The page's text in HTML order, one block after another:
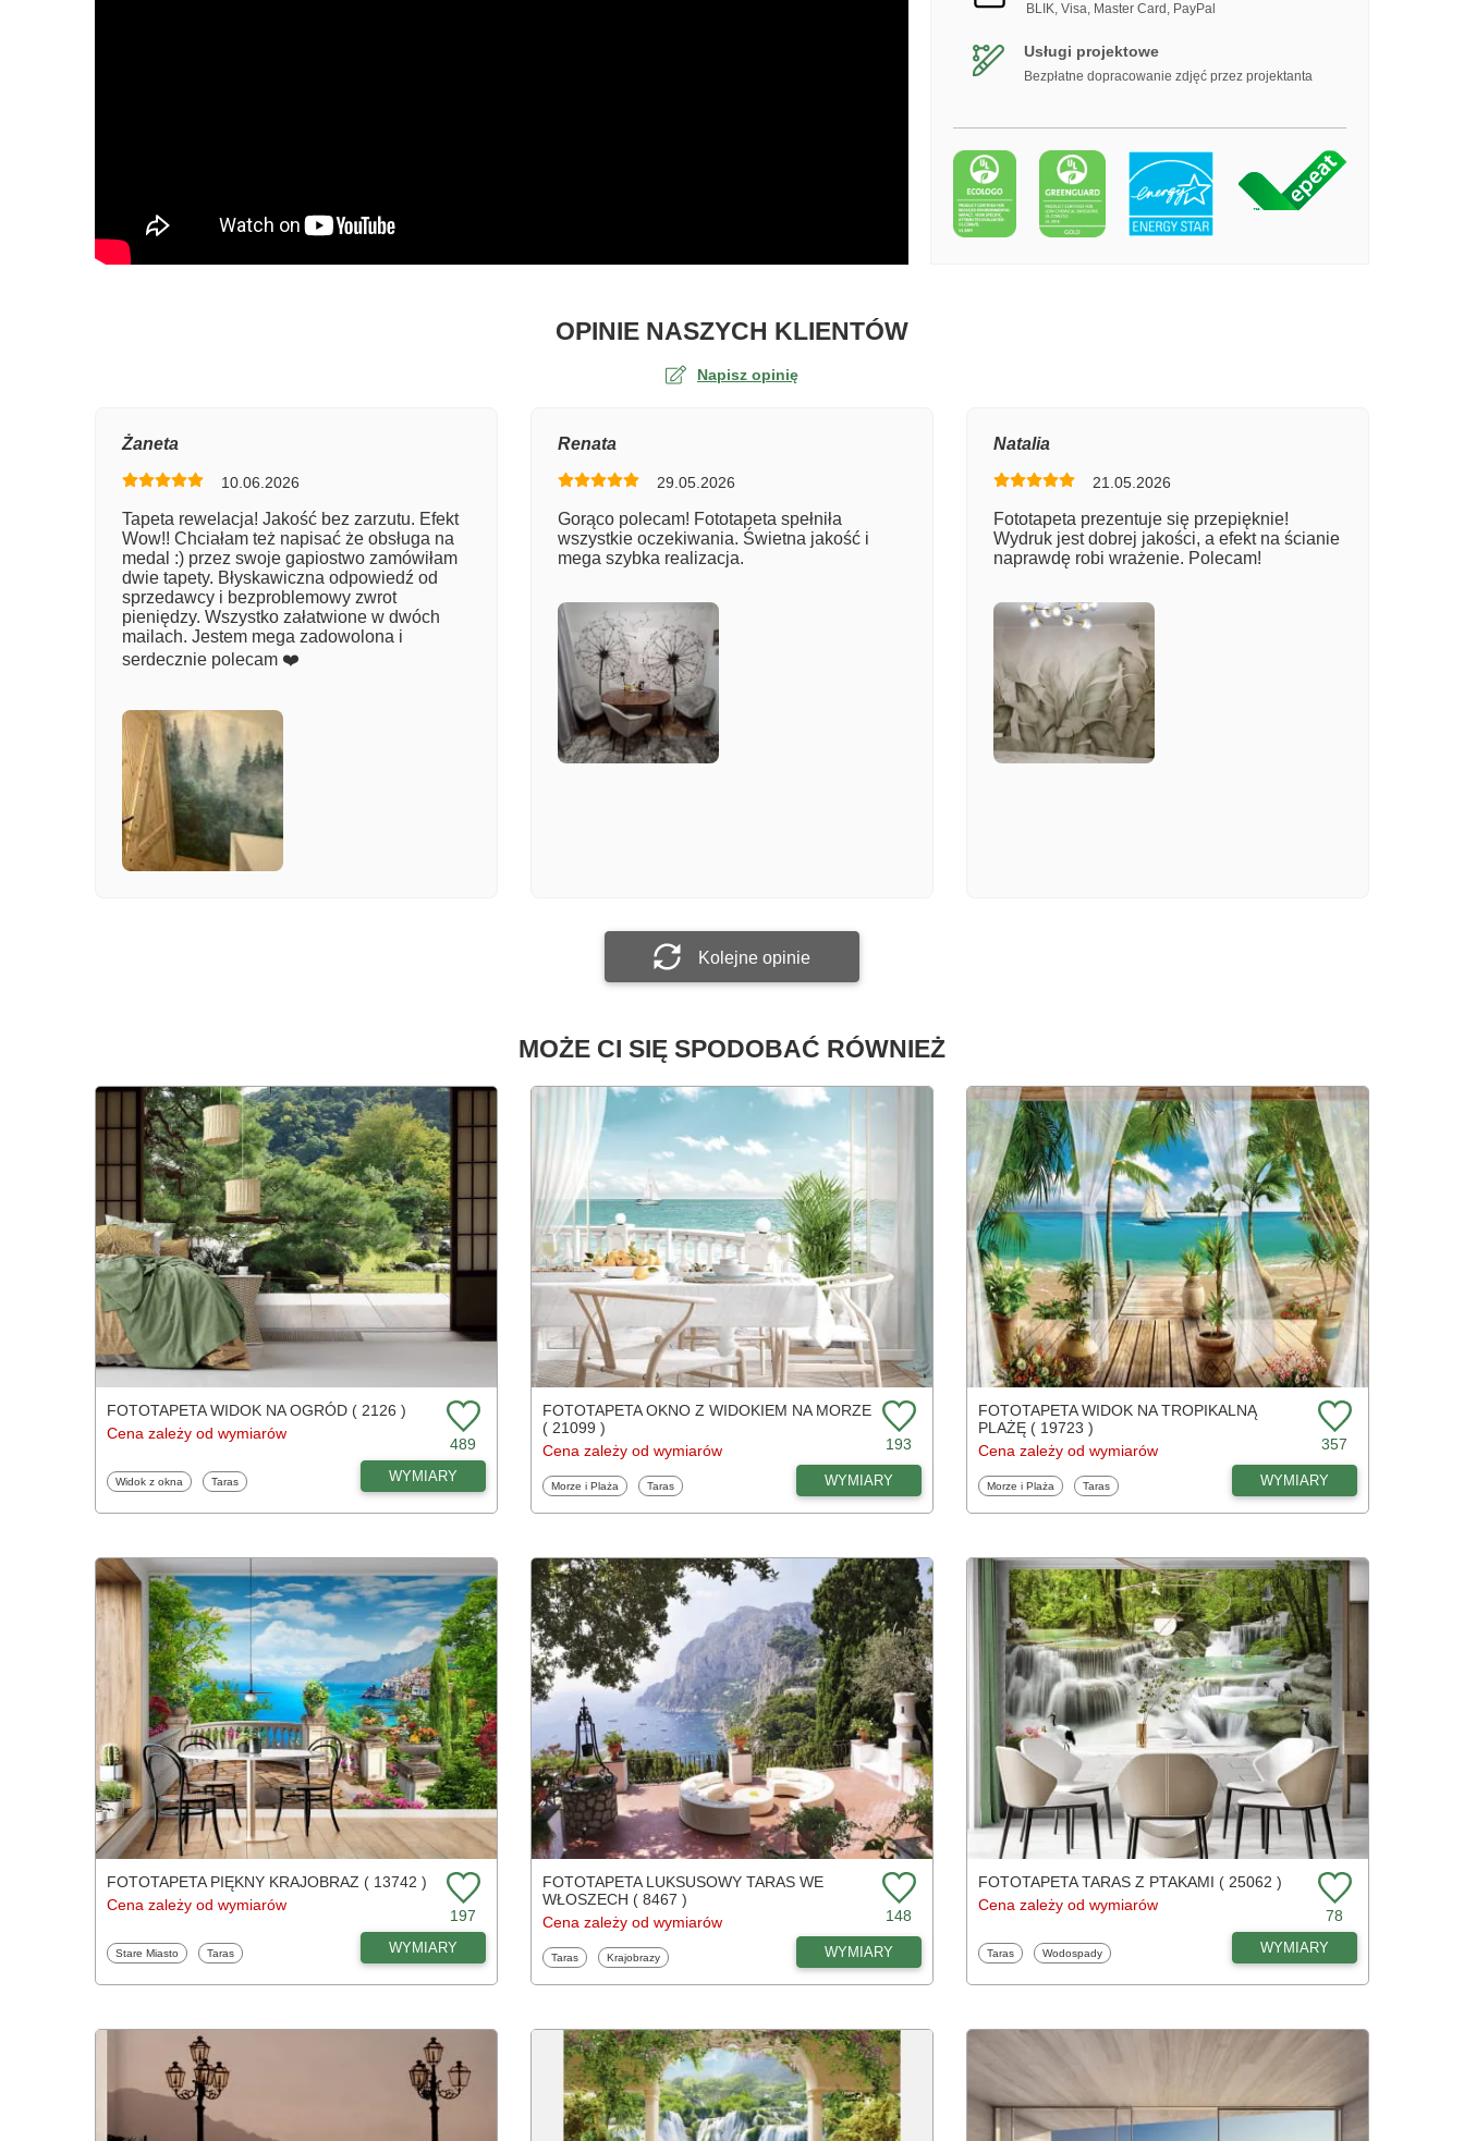
BLIK, Visa, Master Card, PayPal
Usługi projektowe
Bezpłatne dopracowanie zdjęć przez projektanta
OPINIE NASZYCH KLIENTÓWO TAPECIE ŁUK W MORZU
Napisz opinię
Numer zamówienia
Załącz zdjęcie
Żaneta
10.06.2026
Tapeta rewelacja! Jakość bez zarzutu. Efekt
Wow!! Chciałam też napisać że obsługa na
medal :) przez swoje gapiostwo zamówiłam
dwie tapety. Błyskawiczna odpowiedź od
sprzedawcy i bezproblemowy zwrot
pieniędzy. Wszystko załatwione w dwóch
mailach. Jestem mega zadowolona i
serdecznie polecam ❤️
Renata
29.05.2026
Gorąco polecam! Fototapeta spełniła
wszystkie oczekiwania. Świetna jakość i
mega szybka realizacja.
Natalia
21.05.2026
Fototapeta prezentuje się przepięknie!
Wydruk jest dobrej jakości, a efekt na ścianie
naprawdę robi wrażenie. Polecam!
Kolejne opinie
MOŻE CI SIĘ SPODOBAĆ RÓWNIEŻ
FOTOTAPETA WIDOK NA OGRÓD ( 2126 )
Cena zależy od wymiarów
489
Fototapety
Widok z okna Fototapety
Taras WYMIARY
FOTOTAPETA OKNO Z WIDOKIEM NA MORZE
( 21099 )
Cena zależy od wymiarów
193
Fototapety
Morze i Plaża Fototapety
Taras WYMIARY
FOTOTAPETA WIDOK NA TROPIKALNĄ
PLAŻĘ ( 19723 )
Cena zależy od wymiarów
357
Fototapety
Morze i Plaża Fototapety
Taras WYMIARY
FOTOTAPETA PIĘKNY KRAJOBRAZ ( 13742 )
Cena zależy od wymiarów
197
Fototapety
Stare Miasto Fototapety
Taras WYMIARY
FOTOTAPETA LUKSUSOWY TARAS WE
WŁOSZECH ( 8467 )
Cena zależy od wymiarów
148
Fototapety
Taras Fototapety
Krajobrazy WYMIARY
FOTOTAPETA TARAS Z PTAKAMI ( 25062 )
Cena zależy od wymiarów
78
Fototapety
Taras Fototapety
Wodospady WYMIARY